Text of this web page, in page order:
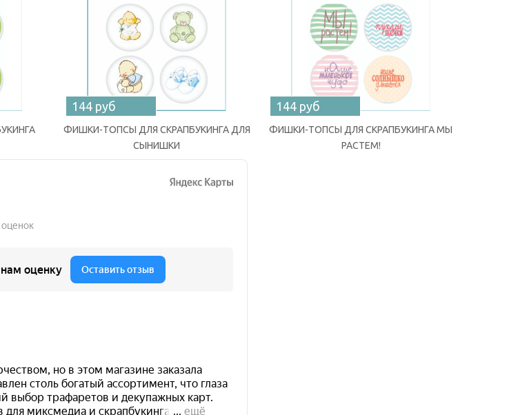
144 руб
ФИШКИ-ТОПСЫ ДЛЯ СКРАПБУКИНГА ДЛЯ
СЫНИШКИ
144 руб
ФИШКИ-ТОПСЫ ДЛЯ СКРАПБУКИНГА МЫ
РАСТЕМ!